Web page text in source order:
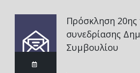
Πρόσκληση 20ης
συνεδρίασης
Συμβουλίου